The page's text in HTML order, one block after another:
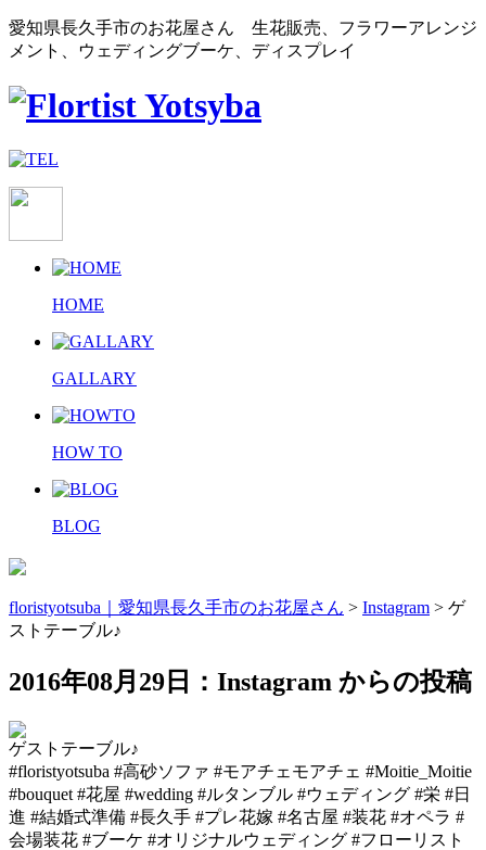
愛知県長久手市のお花屋さん 生花販売、フラワーアレンジ
メント、ウェディングブーケ、ディスプレイ
HOME
GALLARY
HOW TO
BLOG
floristyotsuba｜愛知県長久手市のお花屋さん > Instagram > ゲ
ストテーブル♪
2016年08月29日：Instagram からの投稿
ゲストテーブル♪
#floristyotsuba #高砂ソファ #モアチェモアチェ #Moitie_Moitie
#bouquet #花屋 #wedding #ルタンブル #ウェディング #栄 #日
進 #結婚式準備 #長久手 #プレ花嫁 #名古屋 #装花 #オペラ #
会場装花 #ブーケ #オリジナルウェディング #フローリスト